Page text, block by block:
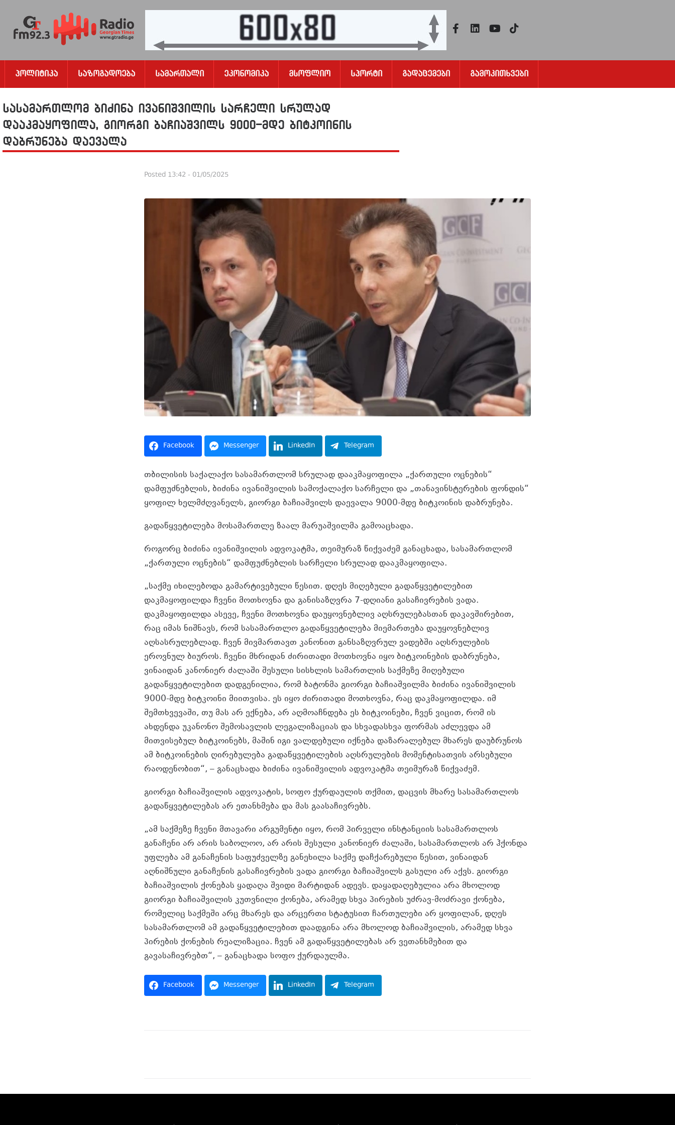
Პოლიტიკა Საზოგადოება Სამართალი Ეკონომიკა Მსოფლიო Სპორტი Გადაცემები Გამოკითხვები
სასამართლომ ბიძინა ივანიშვილის სარჩელი სრულად
დააკმაყოფილა, გიორგი ბაჩიაშვილს 9000-მდე ბიტკოინის
დაბრუნება დაევალა
Posted 13:42 - 01/05/2025
Facebook Messenger LinkedIn Telegram
თბილისის საქალაქო სასამართლომ სრულად დააკმაყოფილა „ქართული ოცნების“
დამფუძნებლის, ბიძინა ივანიშვილის სამოქალაქო სარჩელი და „თანავინსტერების ფონდის“
ყოფილ ხელმძღვანელს, გიორგი ბაჩიაშვილს დაევალა 9000-მდე ბიტკოინის დაბრუნება.
გადაწყვეტილება მოსამართლე ზაალ მარუაშვილმა გამოაცხადა.
როგორც ბიძინა ივანიშვილის ადვოკატმა, თეიმურაზ წიქვაძემ განაცხადა, სასამართლომ
„ქართული ოცნების“ დამფუძნებლის სარჩელი სრულად დააკმაყოფილა.
„საქმე იხილებოდა გამარტივებული წესით. დღეს მიღებული გადაწყვეტილებით
დაკმაყოფილდა ჩვენი მოთხოვნა და განისაზღვრა 7-დღიანი გასაჩივრების ვადა.
დაკმაყოფილდა ასევე, ჩვენი მოთხოვნა დაუყოვნებლივ აღსრულებასთან დაკავშირებით,
რაც იმას ნიშნავს, რომ სასამართლო გადაწყვეტილება მიემართება დაუყოვნებლივ
აღსასრულებლად. ჩვენ მივმართავთ კანონით განსაზღვრულ ვადებში აღსრულების
ეროვნულ ბიუროს. ჩვენი მხრიდან ძირითადი მოთხოვნა იყო ბიტკოინების დაბრუნება,
ვინაიდან კანონიერ ძალაში შესული სისხლის სამართლის საქმეზე მიღებული
გადაწყვეტილებით დადგენილია, რომ ბატონმა გიორგი ბაჩიაშვილმა ბიძინა ივანიშვილის
9000-მდე ბიტკოინი მიითვისა. ეს იყო ძირითადი მოთხოვნა, რაც დაკმაყოფილდა. იმ
შემთხვევაში, თუ მას არ ექნება, არ აღმოაჩნდება ეს ბიტკოინები, ჩვენ ვიცით, რომ ის
ახდენდა უკანონო შემოსავლის ლეგალიზაციას და სხვადასხვა ფორმას აძლევდა ამ
მითვისებულ ბიტკოინებს, მაშინ იგი ვალდებული იქნება დაზარალებულ მხარეს დაუბრუნოს
ამ ბიტკოინების ღირებულება გადაწყვეტილების აღსრულების მომენტისათვის არსებული
რაოდენობით“, – განაცხადა ბიძინა ივანიშვილის ადვოკატმა თეიმურაზ წიქვაძემ.
გიორგი ბაჩიაშვილის ადვოკატის, სოფო ქურდაულის თქმით, დაცვის მხარე სასამართლოს
გადაწყვეტილებას არ ეთანხმება და მას გაასაჩივრებს.
„ამ საქმეზე ჩვენი მთავარი არგუმენტი იყო, რომ პირველი ინსტანციის სასამართლოს
განაჩენი არ არის საბოლოო, არ არის შესული კანონიერ ძალაში, სასამართლოს არ ჰქონდა
უფლება ამ განაჩენის საფუძველზე განეხილა საქმე დაჩქარებული წესით, ვინაიდან
აღნიშნული განაჩენის გასაჩივრების ვადა გიორგი ბაჩიაშვილს გასული არ აქვს. გიორგი
ბაჩიაშვილის ქონებას ყადაღა შვიდი მარტიდან ადევს. დაყადაღებულია არა მხოლოდ
გიორგი ბაჩიაშვილის კუთვნილი ქონება, არამედ სხვა პირების უძრავ-მოძრავი ქონება,
რომელიც საქმეში არც მხარეს და არცერთი სტატუსით ჩართულები არ ყოფილან, დღეს
სასამართლომ ამ გადაწყვეტილებით დაადგინა არა მხოლოდ ბაჩიაშვილის, არამედ სხვა
პირების ქონების რეალიზაცია. ჩვენ ამ გადაწყვეტილებას არ ვეთანხმებით და
გავასაჩივრებთ“, – განაცხადა სოფო ქურდაულმა.
Facebook Messenger LinkedIn Telegram